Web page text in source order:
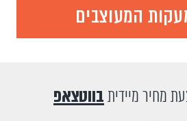
המעוצבים
מחיר מיידיתבווטצאפ